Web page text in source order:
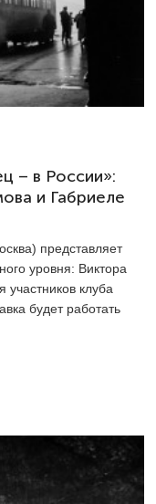
– в России»:
и Габриеле
представляет
уровня: Виктора
клуба
будет работать